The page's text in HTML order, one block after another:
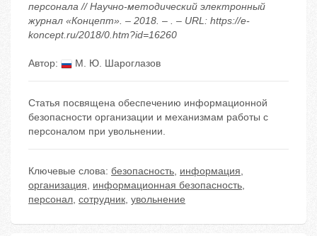
персонала // Научно-методический электронный
журнал «Концепт». – 2018. – . – URL: https://e-
koncept.ru/2018/0.htm?id=16260
Автор: М. Ю. Шароглазов
Статья посвящена обеспечению информационной
безопасности организации и механизмам работы с
персоналом при увольнении.
Ключевые слова: безопасность, информация,
организация, информационная безопасность,
персонал, сотрудник, увольнение